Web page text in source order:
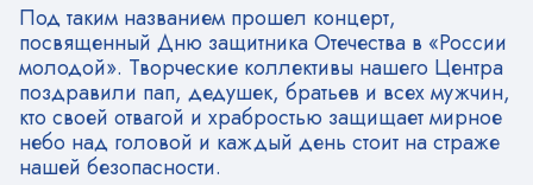
Под таким названием прошел концерт,
посвященный Дню защитника Отечества в «России
молодой». Творческие коллективы нашего Центра
поздравили пап, дедушек, братьев и всех мужчин,
кто своей отвагой и храбростью защищает мирное
небо над головой и каждый день стоит на страже
нашей безопасности.